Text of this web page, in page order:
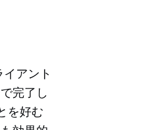
アント
完了し
を好む